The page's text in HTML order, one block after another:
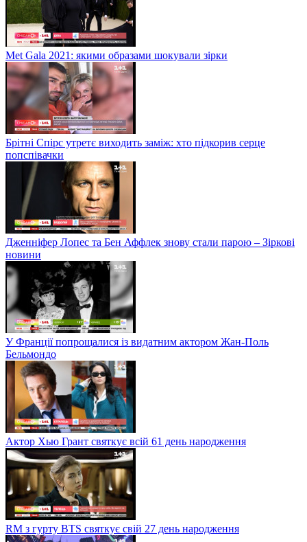
Met Gala 2021: якими образами шокували зірки
Брітні Спірс утретє виходить заміж: хто підкорив серце
попспівачки
Дженніфер Лопес та Бен Аффлек знову стали парою – Зіркові
новини
У Франції попрощалися із видатним актором Жан-Поль
Бельмондо
Актор Хью Грант святкує всій 61 день народження
RM з гурту BTS святкує свій 27 день народження